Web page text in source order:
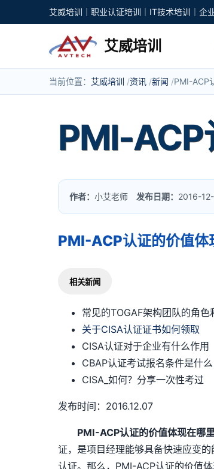
艾威培训｜职业认证培训｜IT技术培训｜企
艾威培训
当前位置： 艾威培训 资讯 新闻 PMI-ACP
PMI-ACP
作者：小艾老师 发布日期： 2016-
PMI-ACP认证的价值体
相关新闻
常见的TOGAF架构团队的角色
关于CISA认证证书如何领取
CISA认证对于企业有什么作用
CBAP认证考试报名条件是什么
CISA_如何？分享一次性考过
发布时间：2016.12.07
PMI-ACP认证的价值体现在哪里
证，是项目经理能够具备快速应变
认证。那么，PMI-ACP认证的价值